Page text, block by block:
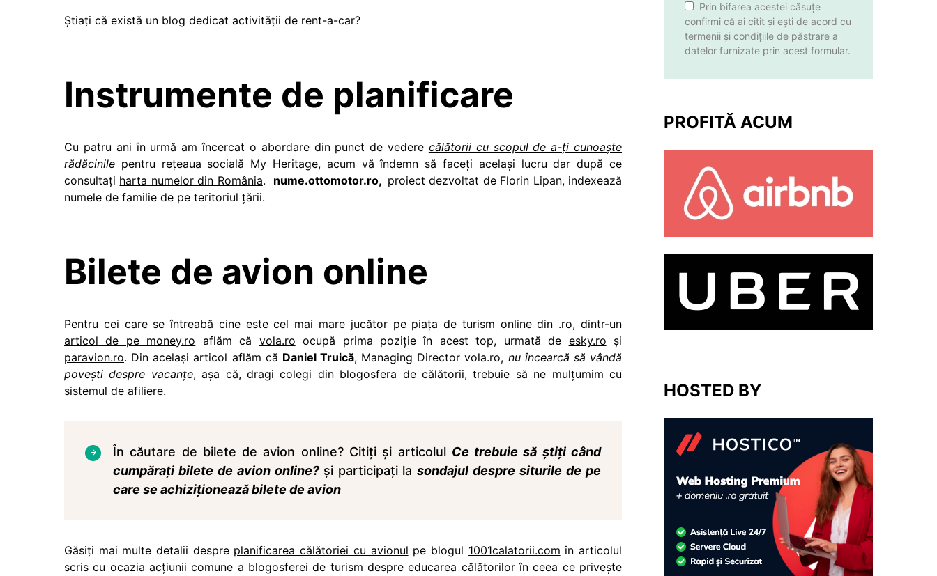
Știați că există un blog dedicat activității de rent-a-car?
Instrumente de planificare
Cu patru ani în urmă am încercat o abordare din punct de vedere călătorii cu scopul de a-ți cunoaște
rădăcinile pentru rețeaua socială My Heritage, acum vă îndemn să faceți același lucru dar după ce
consultați harta numelor din România. nume.ottomotor.ro, proiect dezvoltat de Florin Lipan, indexează
numele de familie de pe teritoriul țării.
Bilete de avion online
Pentru cei care se întreabă cine este cel mai mare jucător pe piața de turism online din .ro, dintr-un
articol de pe money.ro aflăm că vola.ro ocupă prima poziție în acest top, urmată de esky.ro și
paravion.ro. Din același articol aflăm că Daniel Truică, Managing Director vola.ro, nu încearcă să vândă
povești despre vacanțe, așa că, dragi colegi din blogosfera de călătorii, trebuie să ne mulțumim cu
sistemul de afiliere.
În căutare de bilete de avion online? Citiți și articolul Ce trebuie să știți când
cumpărați bilete de avion online? și participați lasondajul despre siturile de pe
care se achiziționează bilete de avion
Găsiți mai multe detalii despre planificarea călătoriei cu avionul pe blogul 1001calatorii.com în articolul
scris cu ocazia acțiunii comune a blogosferei de turism despre educarea călătorilor în ceea ce privește
Prin bifarea acestei căsuțe
confirmi că ai citit și ești de acord cu
termenii și condițiile de păstrare a
datelor furnizate prin acest formular.
PROFITĂ ACUM
HOSTED BY